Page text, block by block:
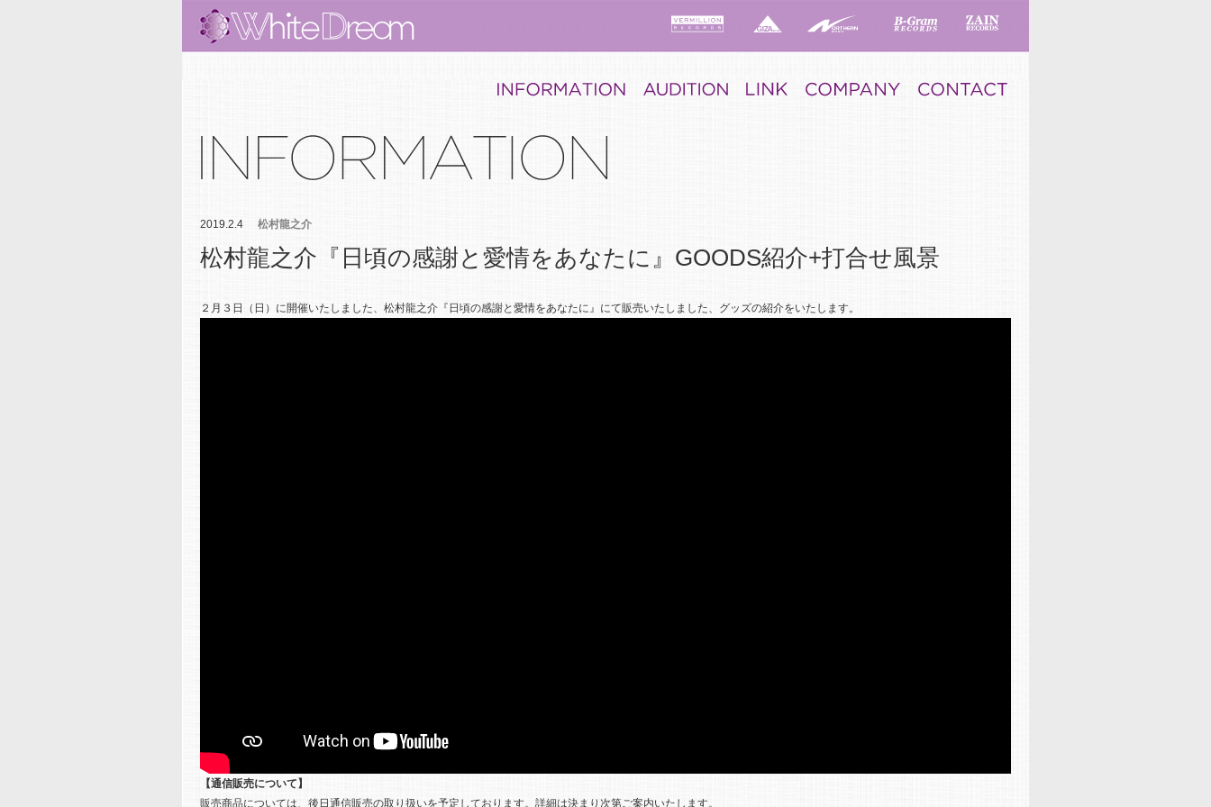
2019.2.4 松村龍之介
松村龍之介『日頃の感謝と愛情をあなたに』GOODS紹介+打合せ風景
２月３日（日）に開催いたしました、松村龍之介『日頃の感謝と愛情をあなたに』にて販売いたしました、グッズの紹介をいたします。
【通信販売について】
販売商品については、後日通信販売の取り扱いを予定しております。詳細は決まり次第ご案内いたします。